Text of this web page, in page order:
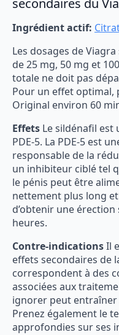
secondaires du
Ingrédient actif:
Les dosages de
de 25 mg, 50 mg et
totale ne doit pas
Pour un effet optimal,
Original environ 60
Effets Le sildénafil est
PDE-5. La PDE-5 est
responsable de la
un inhibiteur ciblé tel
le pénis peut être
nettement plus long
d’obtenir une
heures.
Contre-indicationsIl
effets secondaires de
correspondent à des
associées aux
ignorer peut
Prenez également le
approfondies sur ses